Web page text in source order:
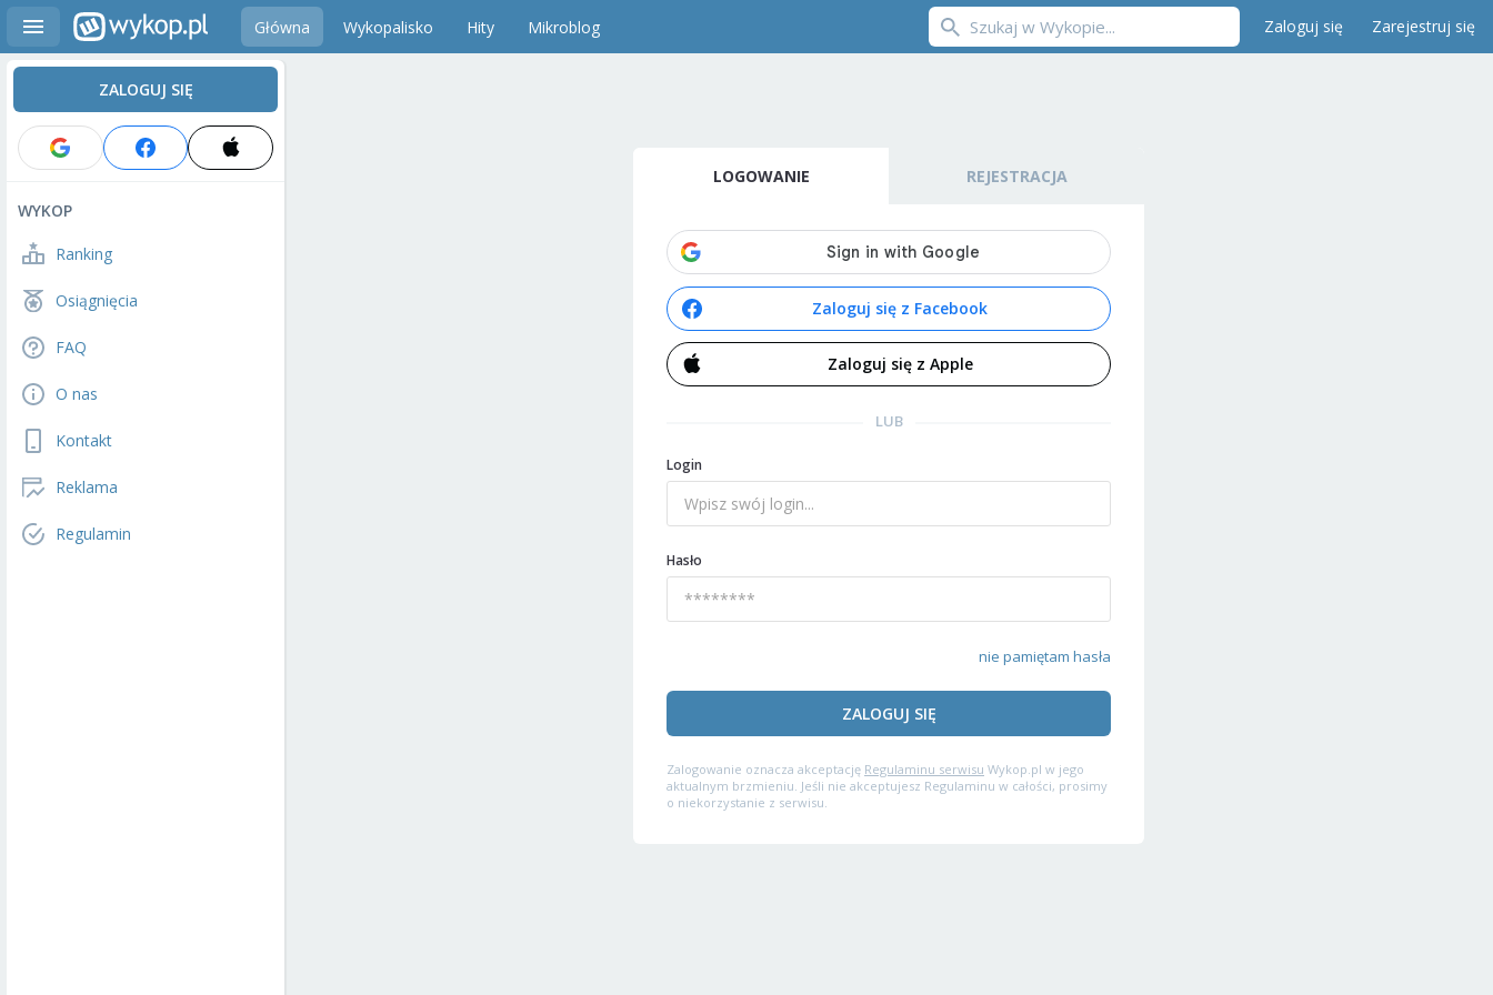
Główna Wykopalisko Hity Mikroblog Zaloguj się Zarejestruj się
ZALOGUJ SIĘ
WYKOP
Ranking
Osiągnięcia
FAQ
O nas
Kontakt
Reklama
Regulamin
LOGOWANIE REJESTRACJA
Zaloguj się z Facebook
Zaloguj się z Apple
LUB
Login
Hasło
nie pamiętam hasła
ZALOGUJ SIĘ
Zalogowanie oznacza akceptację Regulaminu serwisu Wykop.pl w jego
aktualnym brzmieniu. Jeśli nie akceptujesz Regulaminu w całości, prosimy
o niekorzystanie z serwisu.